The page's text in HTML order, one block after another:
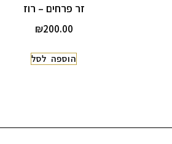
זר פרחים – רוז
₪200.00
הוספה לסל